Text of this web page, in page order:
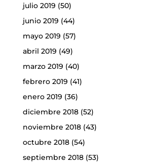
julio 2019 (50)
junio 2019 (44)
mayo 2019 (57)
abril 2019 (49)
marzo 2019 (40)
febrero 2019 (41)
enero 2019 (36)
diciembre 2018(52)
noviembre 2018(43)
octubre 2018(54)
septiembre 2018(53)